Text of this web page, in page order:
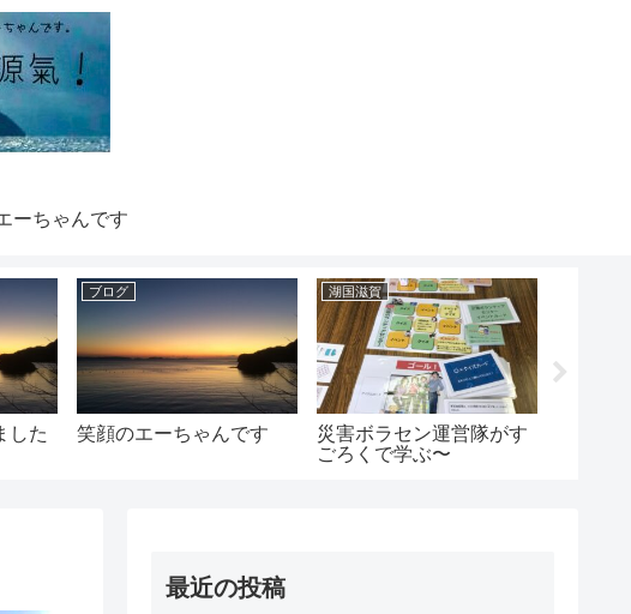
ーちゃんです
した
ブログ
笑顔のエーちゃんです
湖国滋賀
災害ボラセン運営隊がす
ごろくで学ぶ〜
最近の投稿